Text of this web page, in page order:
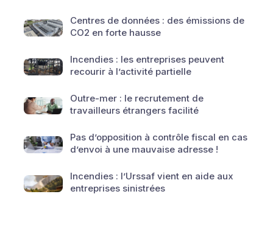
Centres de données : des émissions de
CO2 en forte hausse
Incendies : les entreprises peuvent
recourir à l’activité partielle
Outre-mer : le recrutement de
travailleurs étrangers facilité
Pas d’opposition à contrôle fiscal en cas
d’envoi à une mauvaise adresse !
Incendies : l’Urssaf vient en aide aux
entreprises sinistrées